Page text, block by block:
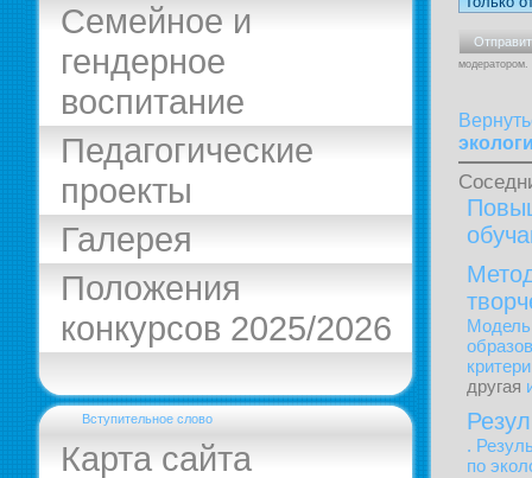
Семейное и
гендерное
воспитание
Педагогические
проекты
Галерея
Положения
конкурсов 2025/2026
Вступительное слово
Карта сайта
модератором.
Модель
другая
.
по